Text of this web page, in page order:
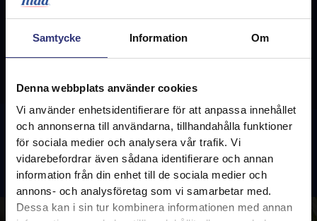
Samtycke Information Om
Denna webbplats använder cookies
Vi använder enhetsidentifierare för att anpassa innehållet
och annonserna till användarna, tillhandahålla funktioner
för sociala medier och analysera vår trafik. Vi
vidarebefordrar även sådana identifierare och annan
information från din enhet till de sociala medier och
annons- och analysföretag som vi samarbetar med.
Dessa kan i sin tur kombinera informationen med annan
Italiensk
Brittisk